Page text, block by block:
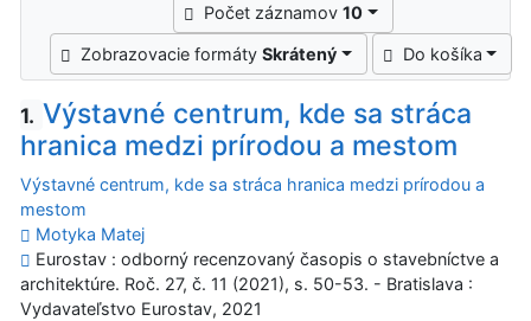
Počet záznamov10
Zobrazovacie formátySkrátený Do košíka
1. Výstavné centrum, kde sa stráca
hranica medzi prírodou a mestom
Výstavné centrum, kde sa stráca hranica medzi prírodou a
mestom
Motyka Matej
Eurostav : odborný recenzovaný časopis o stavebníctve a
architektúre. Roč. 27, č. 11 (2021), s. 50-53. - Bratislava :
Vydavateľstvo Eurostav, 2021